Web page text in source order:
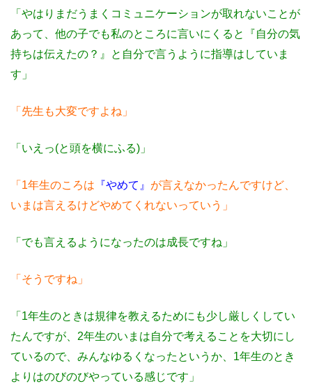
「やはりまだうまくコミュニケーションが取れないことが
あって、他の子でも私のところに言いにくると『自分の気
持ちは伝えたの？』と自分で言うように指導はしていま
す」
「先生も大変ですよね」
「いえっ(と頭を横にふる)」
「1年生のころは 『やめて』 が言えなかったんですけど、
いまは言えるけどやめてくれないっていう」
「でも言えるようになったのは成長ですね」
「そうですね」
「1年生のときは規律を教えるためにも少し厳しくしてい
たんですが、2年生のいまは自分で考えることを大切にし
ているので、みんなゆるくなったというか、1年生のとき
よりはのびのびやっている感じです」